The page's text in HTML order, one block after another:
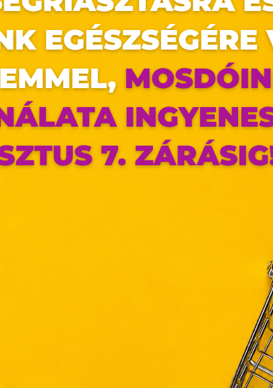
sütiket használ
„cookie"-kat (továbbiakban „süti") alkalmazunk. Ezek olyan
tárolnak webes böngészőjében. Ehhez az Ön
az Európai Unió országain belül működnek, a „sütik"
és ezeknek a felhasználó számítógépén vagy egyéb
tárolásához a felhasználók hozzájárulását kell kérniük.